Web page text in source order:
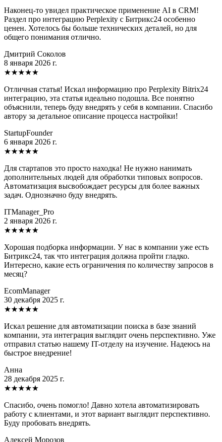
Наконец-то увидел практическое применение AI в CRM!
Раздел про интеграцию Perplexity с Битрикс24 особенно
ценен. Хотелось бы больше технических деталей, но для
общего понимания отлично.
Дмитрий Соколов
8 января 2026 г.
★★★★★
Отличная статья! Искал информацию про Perplexity Bitrix24
интеграцию, эта статья идеально подошла. Все понятно
объяснили, теперь буду внедрять у себя в компании. Спасибо
автору за детальное описание процесса настройки!
StartupFounder
6 января 2026 г.
★★★★★
Для стартапов это просто находка! Не нужно нанимать
дополнительных людей для обработки типовых вопросов.
Автоматизация высвобождает ресурсы для более важных
задач. Однозначно буду внедрять.
ITManager_Pro
2 января 2026 г.
★★★★★
Хорошая подборка информации. У нас в компании уже есть
Битрикс24, так что интеграция должна пройти гладко.
Интересно, какие есть ограничения по количеству запросов в
месяц?
EcomManager
30 декабря 2025 г.
★★★★★
Искал решение для автоматизации поиска в базе знаний
компании, эта интеграция выглядит очень перспективно. Уже
отправил статью нашему IT-отделу на изучение. Надеюсь на
быстрое внедрение!
Анна
28 декабря 2025 г.
★★★★★
Спасибо, очень помогло! Давно хотела автоматизировать
работу с клиентами, и этот вариант выглядит перспективно.
Буду пробовать внедрять.
Алексей Морозов